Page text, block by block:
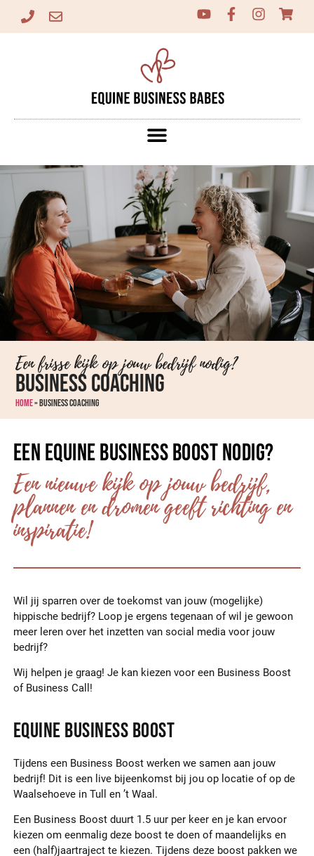
Een frisse kijk op jouw bedrijf nodig?
Business coaching
Home» Business coaching
Een Equine business Boost nodig?
Een nieuwe kijk op jouw bedrijf,
plannen en dromen geeft richting en
inspiratie!
Wil jij sparren over de toekomst van jouw (mogelijke)
hippische bedrijf? Loop je ergens tegenaan of wil je gewoon
meer leren over het inzetten van social media voor jouw
bedrijf?
Wij helpen je graag! Je kan kiezen voor een Business Boost
of Business Call!
Equine Business Boost
Tijdens een Business Boost werken we samen aan jouw
bedrijf! Dit is een live bijeenkomst bij jou op locatie of op de
Waalsehoeve in Tull en ’t Waal.
Een Business Boost duurt 1.5 uur per keer en je kan ervoor
kiezen om eenmalig deze boost te doen of maandelijks en
een (half)jaartraject te kiezen. Tijdens deze boost pakken we